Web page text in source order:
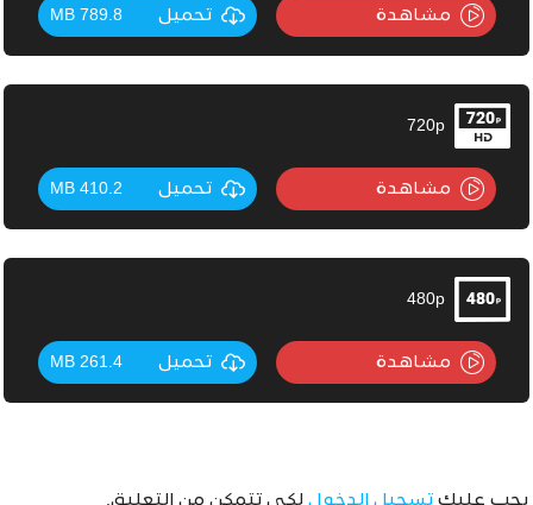
مشاهدة تحميل 789.8 MB
720p
مشاهدة تحميل 410.2 MB
480p
مشاهدة تحميل 261.4 MB
يجب عليك تسجيل الدخول لكي تتمكن من التعليق.